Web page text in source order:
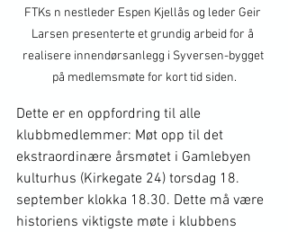
FTKs n nestleder Espen Kjellås og leder Geir
Larsen presenterte et grundig arbeid for å
realisere innendørsanlegg i Syversen-bygget
på medlemsmøte for kort tid siden.
Dette er en oppfordring til alle
klubbmedlemmer: Møt opp til det
ekstraordinære årsmøtet i Gamlebyen
kulturhus (Kirkegate 24) torsdag 18.
september klokka 18.30. Dette må være
historiens viktigste møte i klubbens